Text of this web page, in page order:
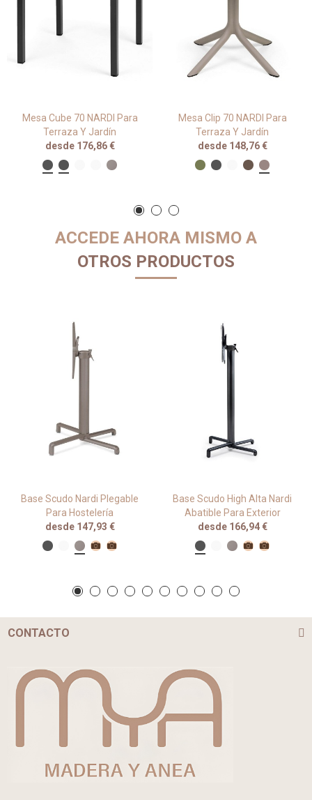
Mesa Cube 70 NARDI Para
Terraza Y Jardín
desde 176,86 €
Mesa Clip 70 NARDI Para
Terraza Y Jardín
desde 148,76 €
ACCEDE AHORA MISMO A
OTROS PRODUCTOS
Base Scudo Nardi Plegable
Para Hostelería
desde 147,93 €
Base Scudo High Alta Nardi
Abatible Para Exterior
desde 166,94 €
CONTACTO